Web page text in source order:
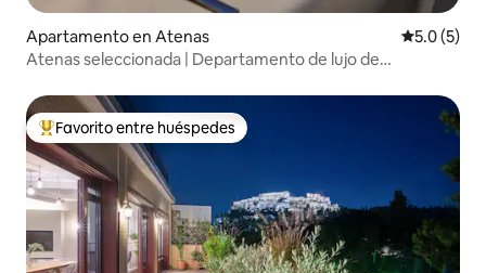
Apartamento en Atenas
5.0 (5)
Atenas seleccionada | Departamento de lujo de
Favorito entre huéspedes preferido
Favorito entre huéspedes